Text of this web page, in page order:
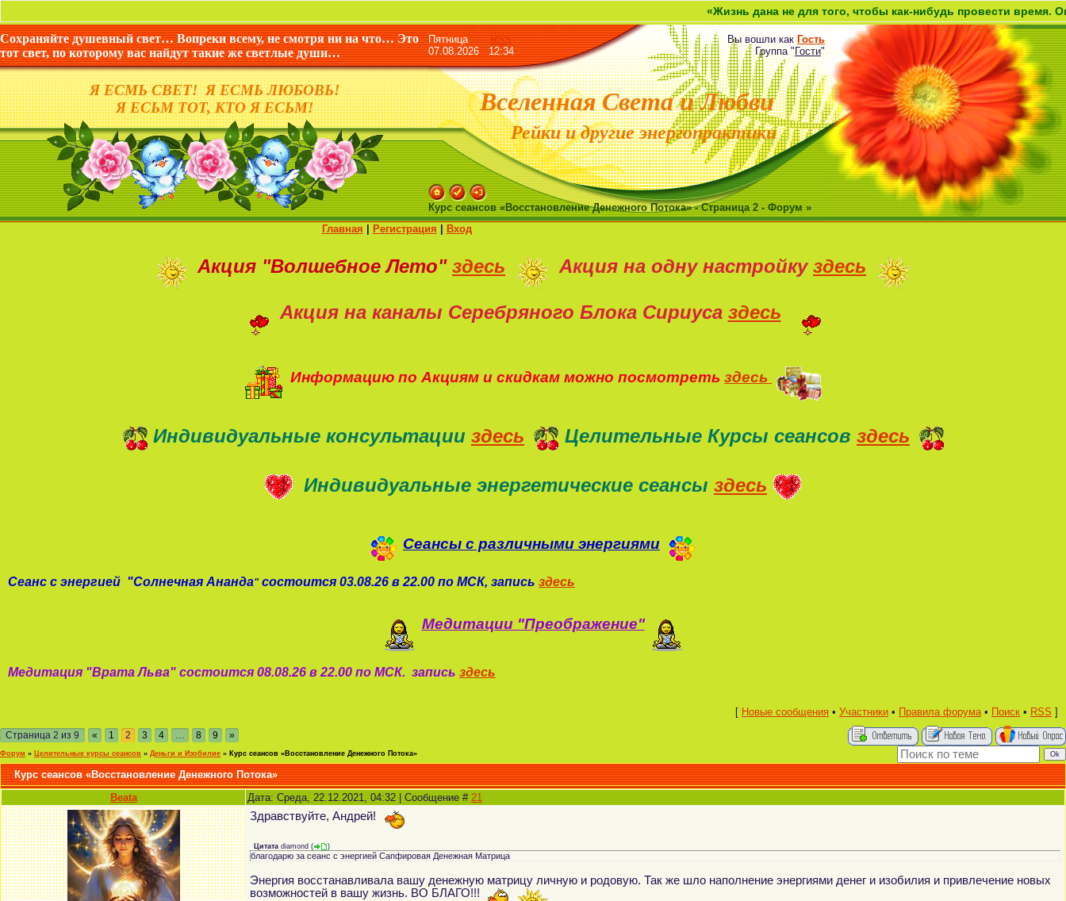
«Жизнь дана не для того, чтобы как-нибудь провести время. Она дана
Сохраняйте душевный свет… Вопреки всему, не смотря ни на что… Это
тот свет, по которому вас найдут такие же светлые души…
Я ЕСМЬ СВЕТ! Я ЕСМЬ ЛЮБОВЬ!
Я ЕСЬМ ТОТ, КТО Я ЕСЬМ!
ПятницаRSS
07.08.2026 12:34
Вы вошли как Гость
Группа"Гости"
Вселенная Света и Любви
Рейки и другие энергопрактики
Курс сеансов «Восстановление Денежного Потока» - Страница 2 - Форум »
Главная
Регистрация Вход
Акция "Волшебное Лето" здесь Акция на одну настройку здесь
Акция на каналы Серебряного Блока Сириуса здесь
Информацию по Акциям и скидкам можно посмотреть здесь
Индивидуальные консультации здесь Целительные Курсы сеансов здесь
Индивидуальные энергетические сеансы здесь
Сеансы с различными энергиями
Сеанс с энергией "Солнечная Ананда" состоится 03.08.26 в 22.00 по МСК, запись здесь
Медитации "Преображение"
Медитация "Врата Льва" состоится 08.08.26 в 22.00 по МСК. запись здесь
[ Новые сообщения • Участники • Правила форума• Поиск • RSS ]
Страница 2 из 9 « 1 2 3 4 … 8 9 »
Форум » Целительные курсы сеансов » Деньги и Изобилие » Курс сеансов «Восстановление Денежного Потока»
Курс сеансов «Восстановление Денежного Потока»
Beata
Дата: Среда, 22.12.2021, 04:32 | Сообщение # 21
Здравствуйте, Андрей!
Цитата diamond ( )
благодарю за сеанс с энергией Сапфировая Денежная Матрица
Энергия восстанавливала вашу денежную матрицу личную и родовую. Так же шло наполнение энергиями денег и изобилия и привлечение новых
возможностей в вашу жизнь. ВО БЛАГО!!!